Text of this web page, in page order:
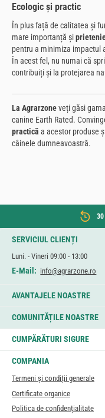
Ecologic și practic
În plus față de calitatea și
mare importanță și
pentru a minimiza impactul
În acest fel, nu numai că
contribuiți și la protejarea
La Agrarzoneveți găsi
canine Earth Rated.
practică a acestor produse
câinele dumneavoastră.
SERVICIUL CLIENȚI
Luni. - Vineri 09:00 - 13:00
E-Mail: info@agrarzone.ro
AVANTAJELE NOASTRE
COMUNITĂȚILE NOASTRE
CUMPĂRĂTURI SIGURE
COMPANIA
Termeni și condiții generale
Certificate organice
Politica de confidențialitate